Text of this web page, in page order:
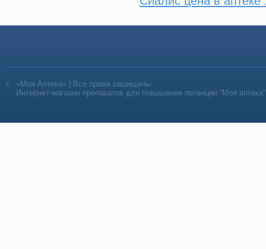
«Моя Аптека» | Все права защищены
Интернет-магазин препаратов для повышения потенции “Моя